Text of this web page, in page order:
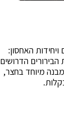
האחסון:
הדרושים
מיוחד בחצר,